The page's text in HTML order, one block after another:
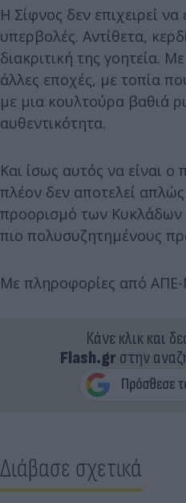
Η Σίφνος δεν επιχειρεί
υπερβολές. Αντίθετα,
διακριτική της γοητεία.
άλλες εποχές, με τοπία
με μια κουλτούρα βαθιά
αυθεντικότητα.
Και ίσως αυτός να είναι
πλέον δεν αποτελεί
προορισμό των
πιο πολυσυζητημένους
Με πληροφορίες από
Κάνε κλικ και
Flash.grστην
Διάβασε σχετικά